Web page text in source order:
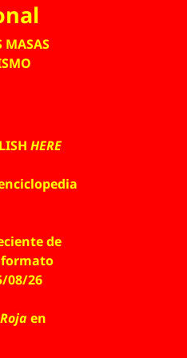
MASAS
HERE
de
formato
08/26
en